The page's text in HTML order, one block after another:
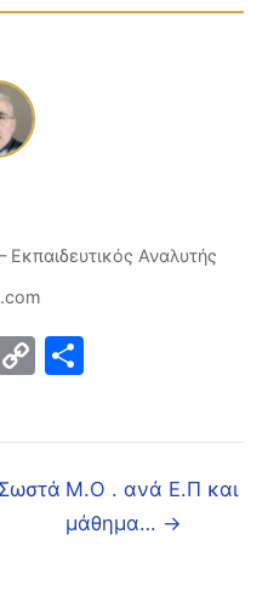
Αναλυτής
Copy
Μ.Ο . ανά Ε.Π και
μάθημα… →